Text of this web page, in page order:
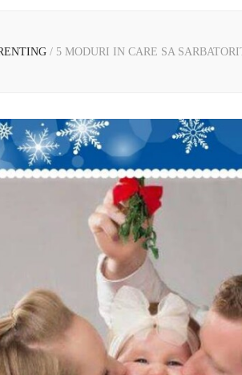
/ 5 MODURI IN CARE SA